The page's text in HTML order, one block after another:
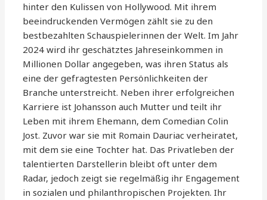
hinter den Kulissen von Hollywood. Mit ihrem
beeindruckenden Vermögen zählt sie zu den
bestbezahlten Schauspielerinnen der Welt. Im Jahr
2024 wird ihr geschätztes Jahreseinkommen in
Millionen Dollar angegeben, was ihren Status als
eine der gefragtesten Persönlichkeiten der
Branche unterstreicht. Neben ihrer erfolgreichen
Karriere ist Johansson auch Mutter und teilt ihr
Leben mit ihrem Ehemann, dem Comedian Colin
Jost. Zuvor war sie mit Romain Dauriac verheiratet,
mit dem sie eine Tochter hat. Das Privatleben der
talentierten Darstellerin bleibt oft unter dem
Radar, jedoch zeigt sie regelmäßig ihr Engagement
in sozialen und philanthropischen Projekten. Ihr